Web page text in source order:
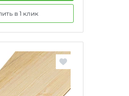
в 1 клик